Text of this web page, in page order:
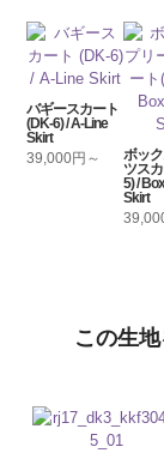
バギースカート
(DK-6) / A-Line
Skirt
39,000円～
ボッ
ツス
5) /
Skirt
この生